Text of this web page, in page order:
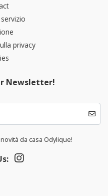
privacy
Newsletter!
da casa Odylique!